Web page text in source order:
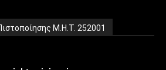
Μ.Η.Τ. 252001